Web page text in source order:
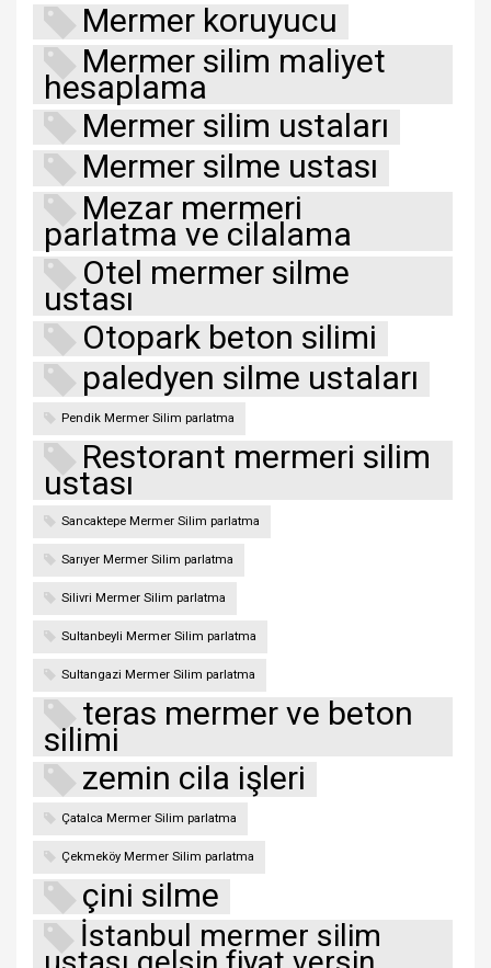
Mermer koruyucu
Mermer silim maliyet
hesaplama
Mermer silim ustaları
Mermer silme ustası
Mezar mermeri
parlatma ve cilalama
Otel mermer silme
ustası
Otopark beton silimi
paledyen silme ustaları
Pendik Mermer Silim parlatma
Restorant mermeri silim
ustası
Sancaktepe Mermer Silim parlatma
Sarıyer Mermer Silim parlatma
Silivri Mermer Silim parlatma
Sultanbeyli Mermer Silim parlatma
Sultangazi Mermer Silim parlatma
teras mermer ve beton
silimi
zemin cila işleri
Çatalca Mermer Silim parlatma
Çekmeköy Mermer Silim parlatma
çini silme
İstanbul mermer silim